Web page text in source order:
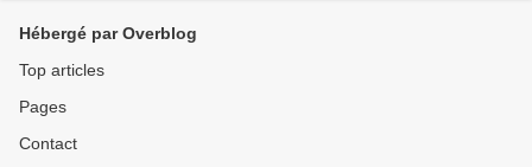
Hébergé par Overblog
Top articles
Pages
Contact